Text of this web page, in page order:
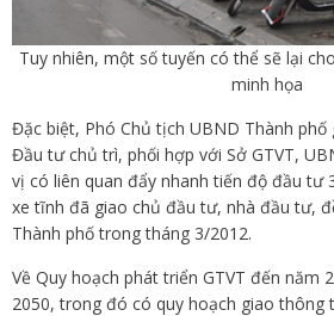
Tuy nhiên, một số tuyến có thể sẽ lại
minh họa
Đặc biệt, Phó Chủ tịch UBND Thành phố
Đầu tư chủ trì, phối hợp với Sở GTVT,
vị có liên quan đẩy nhanh tiến độ đầu tư
xe tĩnh đã giao chủ đầu tư, nhà đầu tư,
Thành phố trong tháng 3/2012.
Về Quy hoạch phát triển GTVT đến năm
2050, trong đó có quy hoạch giao thông